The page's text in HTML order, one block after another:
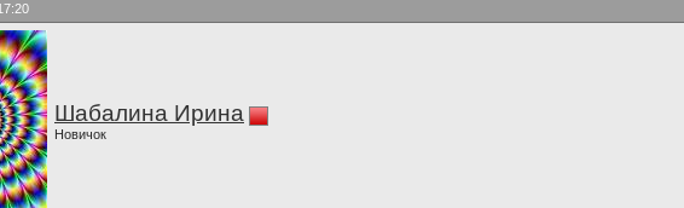
Шабалина Ирина
Новичок